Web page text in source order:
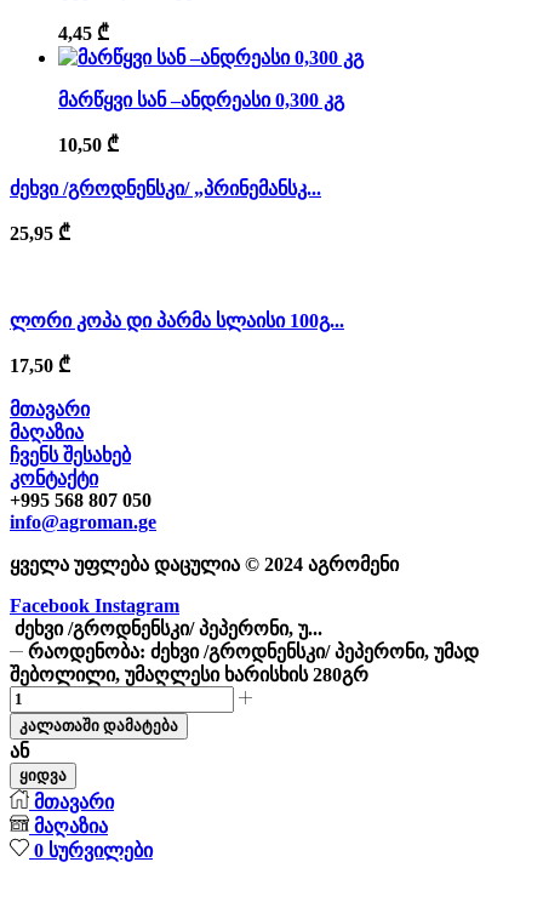
4,45 ₾
მარწყვი სან –ანდრეასი 0,300 კგ
10,50 ₾
ძეხვი /გროდნენსკი/ „პრინემანსკ...
25,95 ₾
ლორი კოპა დი პარმა სლაისი 100გ...
17,50 ₾
მთავარი
მაღაზია
ჩვენს შესახებ
კონტაქტი
+995 568 807 050
info@agroman.ge
ყველა უფლება დაცულია © 2024 აგრომენი
Facebook Instagram
ძეხვი /გროდნენსკი/ პეპერონი, უ...
რაოდენობა: ძეხვი /გროდნენსკი/ პეპერონი, უმად
შებოლილი, უმაღლესი ხარისხის 280გრ
კალათაში დამატება
ან
ყიდვა
მთავარი
მაღაზია
0 სურვილები